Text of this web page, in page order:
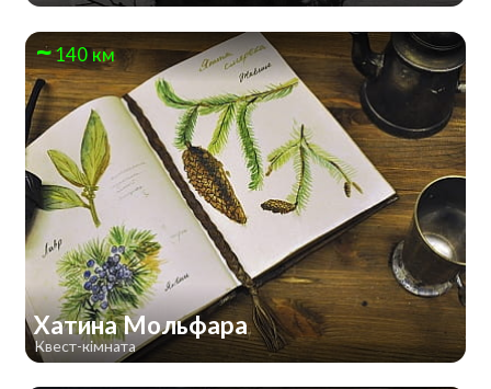
140 км
Хатина Мольфара
Квест-кімната